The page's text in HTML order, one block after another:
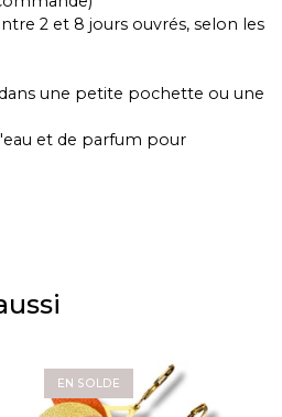
2 et 8 jours ouvrés, selon les
une petite pochette ou une
et de parfum pour
EN SOLDE